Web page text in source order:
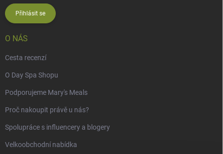
Přihlásit se
O NÁS
Cesta recenzí
O Day Spa Shopu
Podporujeme Mary's Meals
Proč nakoupit právě u nás?
Spolupráce s influencery a blogery
Velkoobchodní nabídka